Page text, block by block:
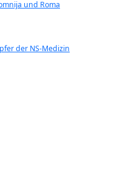
und Roma
der NS-Medizin